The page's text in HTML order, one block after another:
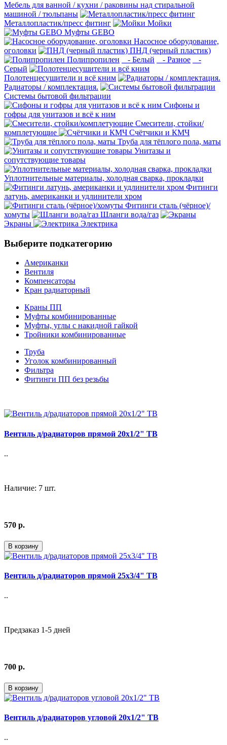
Мебель для ванной / кухни / раковины над стиральной
машиной / тюльпаны
Металлопластик/пресс фитинг
Мойки
Муфты GEBO
Насосное оборудование,
оголовки
ПНД (черный пластик)
Полипропилен
- Белый - Разное
-
Серый
Полотенцесушители и всё кним
Радиаторы / комплектация.
Системы бытовой фильтрации
Сифоны и
гофры для унитазов и всё к ним
Смесители, стойки/
комплетующие
Счётчики и КМЧ
Труба для тёплого пола, маты
Унитазы и
сопутствующие товары
Уплотнительные материалы, холодная сварка, прокладки
Фитинги
латунь, американки и удлинители хром
Фитинги сталь (чёрное)/
хомуты
Шланги вода/газ
Экраны
Электрика
Выберите подкатегорию
Американки
Вентиля
Компенсаторы
Кран радиаторный
Краны ПП
Муфты комбинированные
Муфты, углы с накидной гайкой
Тройники комбинированные
Труба
Уголок комбинированный
Фильтра
Фитинги ПП без резьбы
Вентиль д/радиаторов прямой 20х1/2" ТВ
..
Наличие: 7 шт.
570 р.
В корзину
Вентиль д/радиаторов прямой 25х3/4" ТВ
..
Предзаказ 1-5 дней
700 р.
В корзину
Вентиль д/радиаторов угловой 20х1/2" ТВ
..